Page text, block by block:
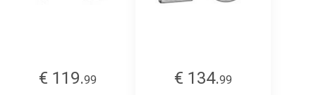
€ 119.99
€ 134.99